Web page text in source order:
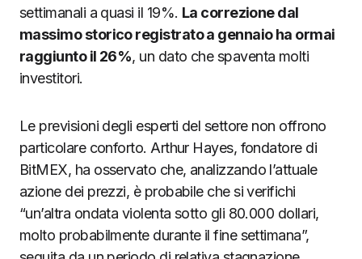
settimanali a quasi il 19%. La correzione dal
massimo storico registrato a gennaio ha ormai
raggiunto il 26%, un dato che spaventa molti
investitori.
Le previsioni degli esperti del settore non offrono
particolare conforto. Arthur Hayes, fondatore di
BitMEX, ha osservato che, analizzando l’attuale
azione dei prezzi, è probabile che si verifichi
“un’altra ondata violenta sotto gli 80.000 dollari,
molto probabilmente durante il fine settimana”,